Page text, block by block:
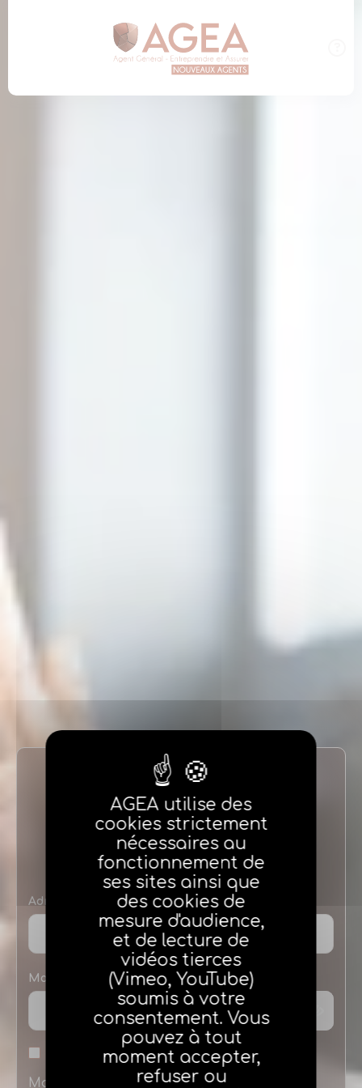
Identification
NOUVEAUX AGENTS
Adresse e-mail
Mot de passe
Se souvenir de moi
Mot de passe oublié
AGEA utilise des
cookies strictement
nécessaires au
fonctionnement de
ses sites ainsi que
des cookies de
mesure d'audience,
et de lecture de
vidéos tierces
(Vimeo, YouTube)
soumis à votre
consentement. Vous
pouvez à tout
moment accepter,
refuser ou